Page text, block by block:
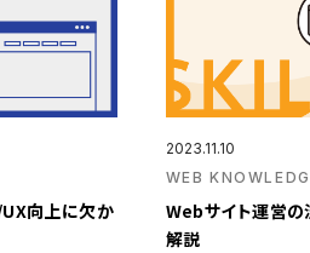
UX向上に欠か
2023.11.10
WEB
Webサイト運営の
解説